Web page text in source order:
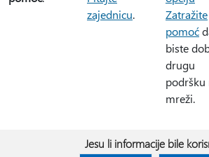
zajednicu.
Zatražite
pomoć
biste
drugu
podršku
mreži.
Jesu li informacije bile